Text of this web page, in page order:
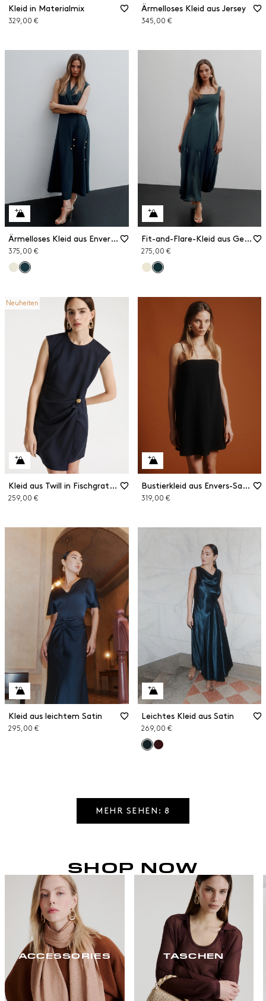
Kleid in Materialmix
329,00 €
Ärmelloses Kleid aus Jersey
345,00 €
Ärmelloses Kleid aus Envers-Satin
375,00 €
Fit-and-Flare-Kleid aus Georgette
275,00 €
Neuheiten
Kleid aus Twill in Fischgrat-Optik
259,00 €
Bustierkleid aus Envers-Satin
319,00 €
Kleid aus leichtem Satin
295,00 €
Leichtes Kleid aus Satin
269,00 €
MEHR SEHEN: 8
SHOP NOW
ACCESSORIES TASCHEN